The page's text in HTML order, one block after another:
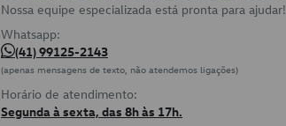
Nossa equipe especializada está pronta para ajudar!
Whatsapp:
(41) 99125-2143
(apenas mensagens de texto, não atendemos ligações)
Horário de atendimento:
Segunda à sexta, das 8h às 17h.